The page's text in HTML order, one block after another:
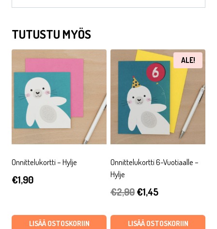
TUTUSTU MYÖS
Onnittelukortti – Hylje
€1,90
LISÄÄ OSTOSKORIIN
ALE!
Onnittelukortti 6-Vuotiaalle –
Hylje
€2,90Alkuperäinen
oli:
€1,45Nykyinen
on:
LISÄÄ OSTOSKORIIN